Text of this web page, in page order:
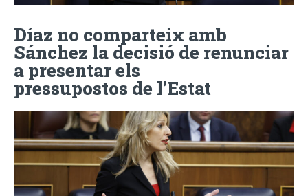
Díaz no comparteix amb
Sánchez la decisió de renunciar
a presentar els
pressupostos de l’Estat